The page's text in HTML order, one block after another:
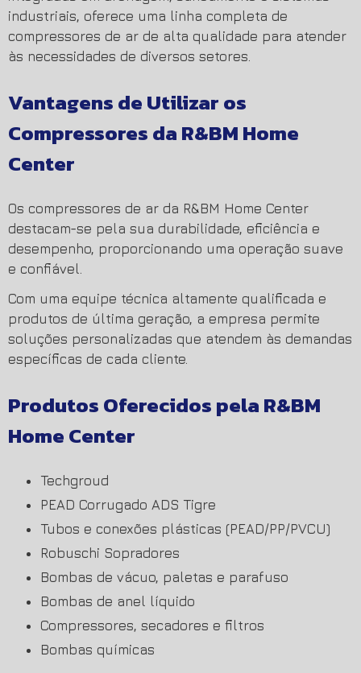
industriais, oferece uma linha completa de
compressores de ar de alta qualidade para atender
às necessidades de diversos setores.
Vantagens de Utilizar os
Compressores da R&BM Home
Center
Os compressores de ar da R&BM Home Center
destacam-se pela sua durabilidade, eficiência e
desempenho, proporcionando uma operação suave
e confiável.
Com uma equipe técnica altamente qualificada e
produtos de última geração, a empresa permite
soluções personalizadas que atendem às demandas
específicas de cada cliente.
Produtos Oferecidos pela R&BM
Home Center
Techgroud
PEAD Corrugado ADS Tigre
Tubos e conexões plásticas (PEAD/PP/PVCU)
Robuschi Sopradores
Bombas de vácuo, paletas e parafuso
Bombas de anel líquido
Compressores, secadores e filtros
Bombas químicas